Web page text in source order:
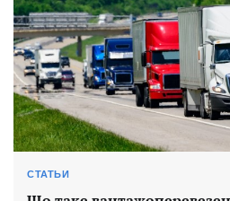
СТАТЬИ